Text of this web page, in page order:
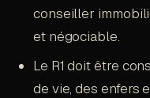
conseiller
et négociable.
Le R1 doit être
de vie, des enfers